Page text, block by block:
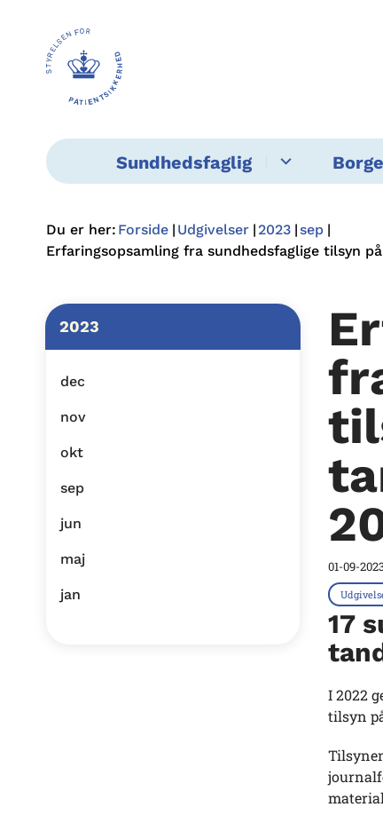
Sundhedsfaglig
Du er her: Forside Udgivelser 2023 sep
Erfaringsopsamling fra sundhedsfaglige tilsyn
2023
dec
nov
okt
sep
jun
maj
jan
01-09-
17
I 2022
tilsyn